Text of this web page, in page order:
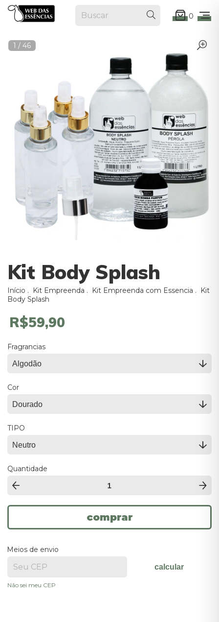
0
Kit Body Splash
Início . Kit Empreenda . Kit Empreenda com Essencia .
Kit
Body Splash
R$59,90
Fragrancias
Cor
TIPO
Quantidade
Meios de envio
calcular
Não sei meu CEP
1 / 46